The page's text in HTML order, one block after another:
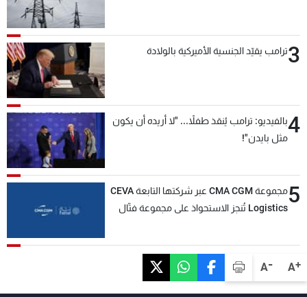
A+
A-
3ترامب يقيّد الجنسية الأميركية بالولادة
4بالفيديو: ترامب يُنقذ طفلاً... "لا أريده أن يكون
مثل بايدن"!
5
مجموعة CMA CGM عبر شركتها التابعة CEVA
Logistics تُنجز الاستحواذ على مجموعة فتّال